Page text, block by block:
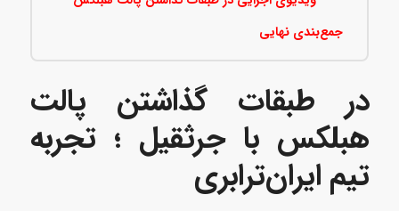
جمع‌بندی نهایی
در طبقات گذاشتن پالت
هبلکس با جرثقیل ؛ تجربه
تیم ایران‌ترابری